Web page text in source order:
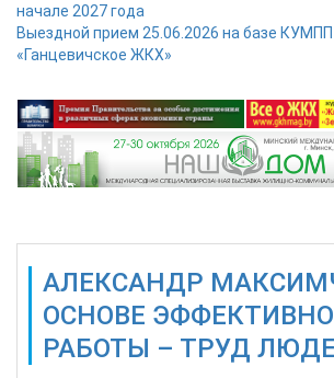
начале 2027 года
Выездной прием 25.06.2026 на базе
«Ганцевичское ЖКХ»
АЛЕКСАНДР
ОСНОВЕ
РАБОТЫ – ТРУД